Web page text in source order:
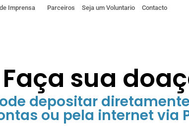
Imprensa Parceiros Seja um Voluntario Contacto
Faça sua
depositar
ou pela internet via